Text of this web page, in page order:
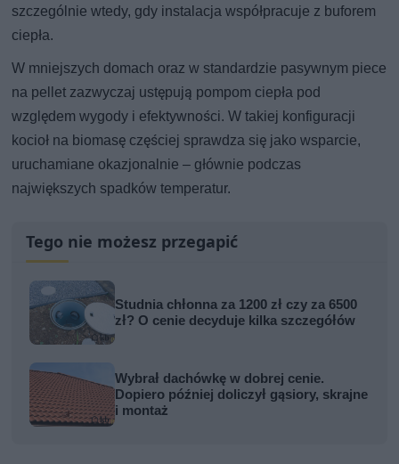
szczególnie wtedy, gdy instalacja współpracuje z buforem
ciepła.
W mniejszych domach oraz w standardzie pasywnym piece
na pellet zazwyczaj ustępują pompom ciepła pod
względem wygody i efektywności. W takiej konfiguracji
kocioł na biomasę częściej sprawdza się jako wsparcie,
uruchamiane okazjonalnie – głównie podczas
największych spadków temperatur.
Tego nie możesz przegapić
Studnia chłonna za 1200 zł czy za 6500
zł? O cenie decyduje kilka szczegółów
Wybrał dachówkę w dobrej cenie.
Dopiero później doliczył gąsiory, skrajne
i montaż